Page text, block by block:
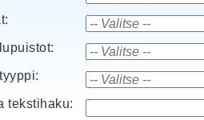
tekstihaku: